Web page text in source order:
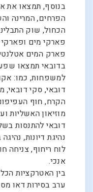
בנוסף, תמצאו את
הפרחים, המרינה
הכחול, שוק
פארקי מים
פארק המים
בדובאי תמצאו
למשפחות, כמו:
דובאי, סקי דובאי,
הקרח, חוף
מוזיאון האשליות
דובאי להתנסות
נהיגת דיונות,
לוח ריחוף, צניחה
אנכי.
בין האטרקציות
ערב בסירות דאו